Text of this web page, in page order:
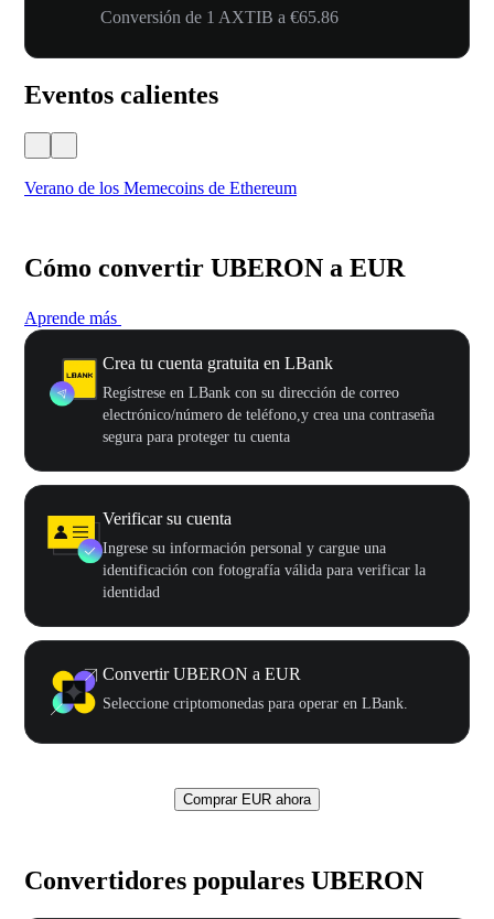
Conversión de 1 AXTIB a €65.86
Eventos calientes
Verano de los Memecoins de Ethereum
Cómo convertir UBERON a EUR
Aprende más
Crea tu cuenta gratuita en LBank
Regístrese en LBank con su dirección de correo
electrónico/número de teléfono,y crea una contraseña
segura para proteger tu cuenta
Verificar su cuenta
Ingrese su información personal y cargue una
identificación con fotografía válida para verificar la
identidad
Convertir UBERON a EUR
Seleccione criptomonedas para operar en LBank.
Comprar EUR ahora
Convertidores populares UBERON